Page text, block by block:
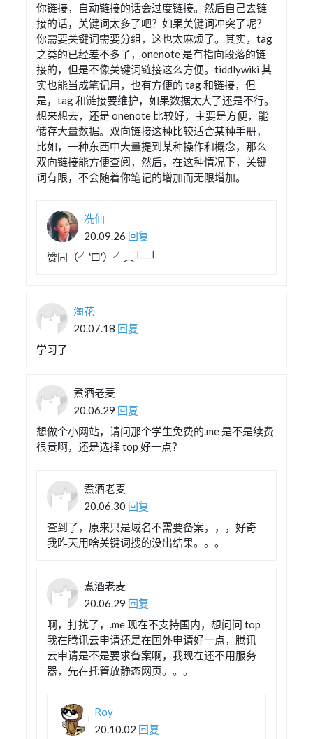
你链接，自动链接的话会过度链接。然后自己去链
接的话，关键词太多了吧？如果关键词冲突了呢？
你需要关键词需要分组，这也太麻烦了。其实，tag
之类的已经差不多了，onenote 是有指向段落的链
接的，但是不像关键词链接这么方便。tiddlywiki 其
实也能当成笔记用，也有方便的 tag 和链接，但
是，tag 和链接要维护，如果数据太大了还是不行。
想来想去，还是 onenote 比较好，主要是方便，能
储存大量数据。双向链接这种比较适合某种手册，
比如，一种东西中大量提到某种操作和概念，那么
双向链接能方便查阅，然后，在这种情况下，关键
词有限，不会随着你笔记的增加而无限增加。
冼仙
20.09.26 回复
赞同（╯‵□′）╯︵┴─┴
淘花
20.07.18 回复
学习了
煮酒老麦
20.06.29 回复
想做个小网站，请问那个学生免费的.me 是不是续费
很贵啊，还是选择 top 好一点？
煮酒老麦
20.06.30 回复
查到了，原来只是域名不需要备案，，，好奇
我昨天用啥关键词搜的没出结果。。。
煮酒老麦
20.06.29 回复
啊，打扰了，.me 现在不支持国内，想问问 top
我在腾讯云申请还是在国外申请好一点，腾讯
云申请是不是要求备案啊，我现在还不用服务
器，先在托管放静态网页。。。
Roy
20.10.02 回复